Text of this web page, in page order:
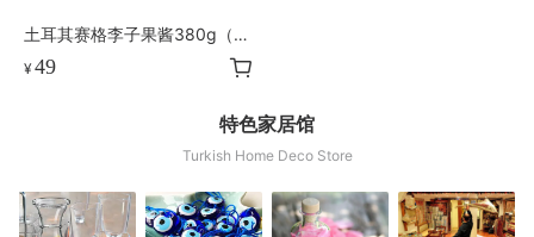
土耳其赛格李子果酱380g（Pl
um)
¥49
特色家居馆
Turkish Home Deco Store